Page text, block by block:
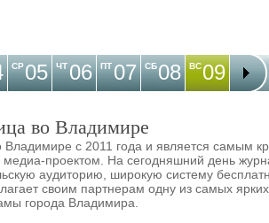
05
СР 06
ЧТ 07
ПТ 08
СБ 09
ВС 10
ПН
во Владимире
Владимире с 2011 года и является самым
проектом. На сегодняшний день
аудиторию, широкую систему
своим партнерам одну из самых
города Владимира.